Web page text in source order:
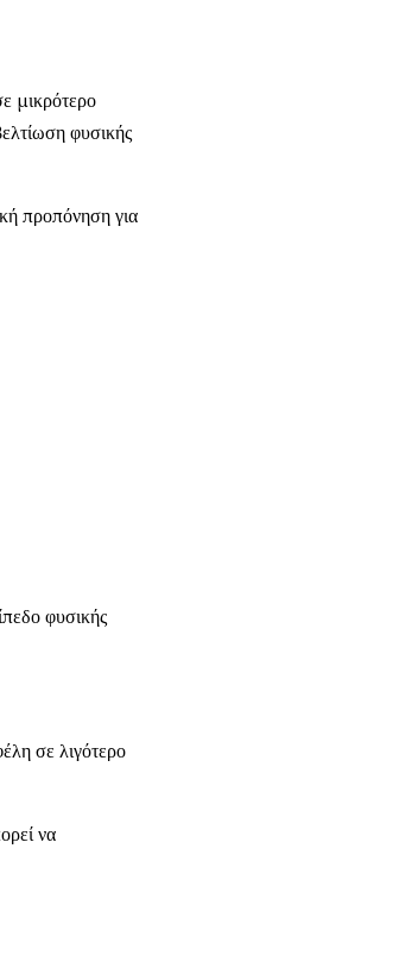
μικρότερο
φυσικής
προπόνηση για
φυσικής
σε λιγότερο
να